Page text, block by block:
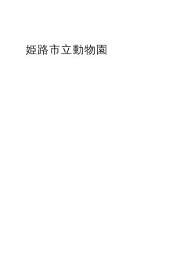
姫路市立動物園